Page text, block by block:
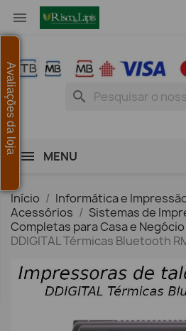

search
MENU
Início Informática e
Acessórios
Sistemas de
Completas para Casa e Negócio
DDIGITAL Térmicas Bluetooth
Avaliações da loja